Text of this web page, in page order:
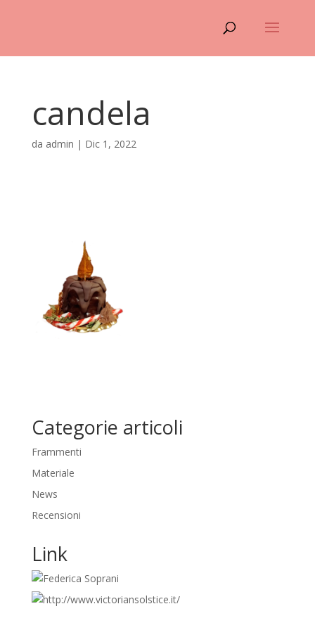
candela
da admin | Dic 1, 2022
Categorie articoli
Frammenti
Materiale
News
Recensioni
Link